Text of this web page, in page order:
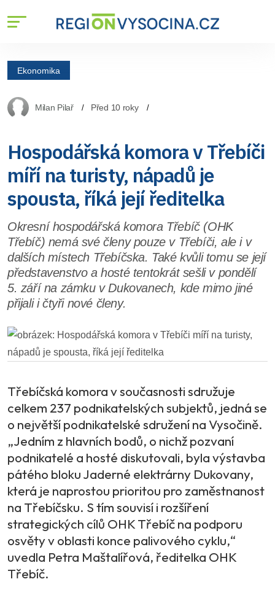
Ekonomika
Milan Pilař Před 10 roky
Hospodářská komora v Třebíči
míří na turisty, nápadů je
spousta, říká její ředitelka
Okresní hospodářská komora Třebíč (OHK
Třebíč) nemá své členy pouze v Třebíči, ale i v
dalších místech Třebíčska. Také kvůli tomu se její
představenstvo a hosté tentokrát sešli v pondělí
5. září na zámku v Dukovanech, kde mimo jiné
přijali i čtyři nové členy.
Třebíčská komora v současnosti sdružuje
celkem 237 podnikatelských subjektů, jedná se
o největší podnikatelské sdružení na Vysočině.
„Jedním z hlavních bodů, o nichž pozvaní
podnikatelé a hosté diskutovali, byla výstavba
pátého bloku Jaderné elektrárny Dukovany,
která je naprostou prioritou pro zaměstnanost
na Třebíčsku. S tím souvisí i rozšíření
strategických cílů OHK Třebíč na podporu
osvěty v oblasti konce palivového cyklu,“
uvedla Petra Maštalířová, ředitelka OHK
Třebíč.